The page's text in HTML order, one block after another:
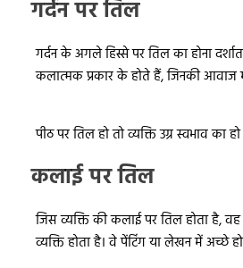
गर्दन पर तिल
गर्दन के अगले हिस्से पर तिल का होना
कलात्मक प्रकार के होते हैं, जिनकी आवाज
पीठ पर तिल हो तो व्यक्ति उग्र स्वभाव का
कलाई पर तिल
जिस व्यक्ति की कलाई पर तिल होता है,
व्यक्ति होता है। वे पेंटिंग या लेखन में अच्छे